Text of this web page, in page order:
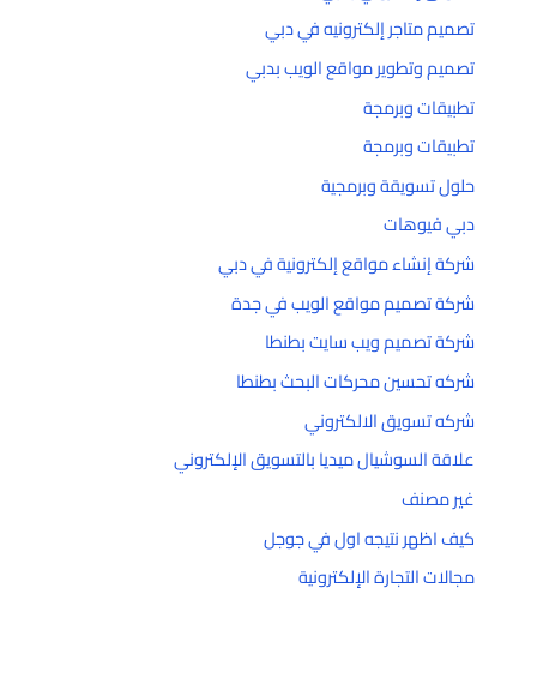
تصميم متاجر إلكترونيه في دبي
تصميم وتطوير مواقع الويب بدبي
تطبيقات وبرمجة
تطبيقات وبرمجة
حلول تسويقة وبرمجية
دبي فيوهات
شركة إنشاء مواقع إلكترونية في دبي
شركة تصميم مواقع الويب في جدة
شركة تصميم ويب سايت بطنطا
شركه تحسين محركات البحث بطنطا
شركه تسويق الالكتروني
علاقة السوشيال ميديا بالتسويق الإلكتروني
غير مصنف
كيف اظهر نتيجه اول في جوجل
مجالات التجارة الإلكترونية